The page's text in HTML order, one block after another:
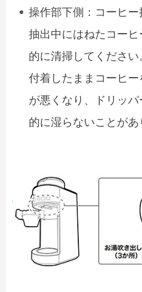
操作部下側：コーヒー
抽出中にはねたコー
的に清掃してくださ
付着したままコーヒ
が悪くなり、ドリッ
的に湿らないことがあ